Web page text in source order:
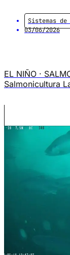
Sistemas
03/06/2026
EL NIÑO ·
Salmonicultura
de condiciones
noticia
El fenómeno